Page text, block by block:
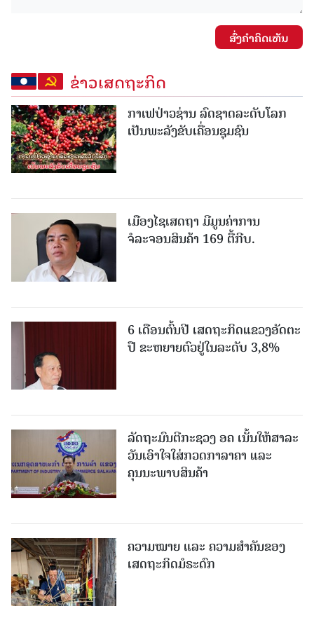
ສົ່ງຄໍາຄິດເຫັນ
ຂ່າວເສດຖະກິດ
ກາເຟປ່າວຊ່ານ ລົດຊາດລະດັບໂລກ
ເປັນພະລັງຂັບເຄື່ອນຊຸມຊົນ
ເມືອງໄຊເສດຖາ ມີມູນຄ່າການ
ຈໍລະຈອນສິນຄ້າ 169 ຕື້ກີບ.
6 ເດືອນຕົ້ນປີ ເສດຖະກິດແຂວງອັດຕະ
ປື ຂະຫຍາຍຕົວຢູ່ໃນລະດັບ 3,8%
ລັດຖະມົນຕີກະຊວງ ອຄ ເນັ້ນໃຫ້ສາລະ
ວັນເອົາໃຈໃສ່ກວດກາລາຄາ ແລະ
ຄຸນນະພາບສິນຄ້າ
ຄວາມໝາຍ ແລະ ຄວາມສໍາຄັນຂອງ
ເສດຖະກິດມໍຣະດົກ